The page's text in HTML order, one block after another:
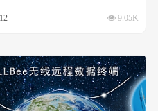
9.05K